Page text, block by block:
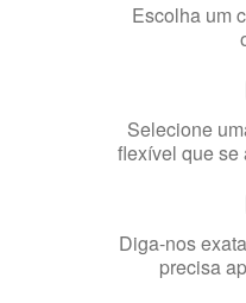
Escolha um
Selecione
flexível que se
Diga-nos
precisa